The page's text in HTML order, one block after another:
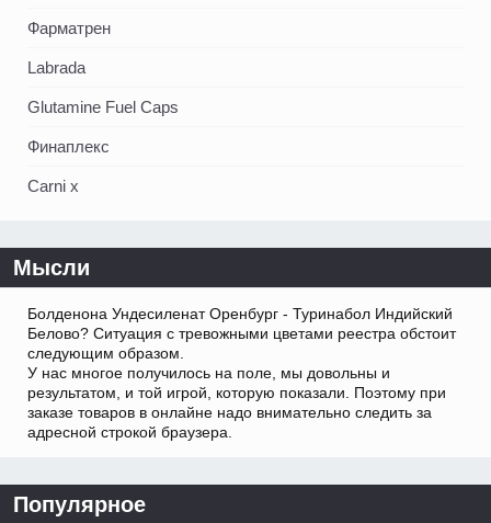
Фарматрен
Labrada
Glutamine Fuel Caps
Финаплекс
Carni x
Мысли
Болденона Ундесиленат Оренбург - Туринабол Индийский
Белово? Ситуация с тревожными цветами реестра обстоит
следующим образом.
У нас многое получилось на поле, мы довольны и
результатом, и той игрой, которую показали. Поэтому при
заказе товаров в онлайне надо внимательно следить за
адресной строкой браузера.
Популярное